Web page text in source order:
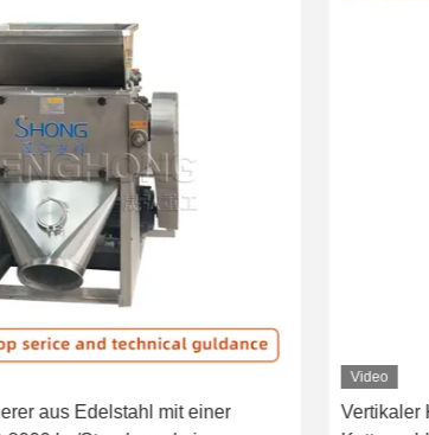
aus Edelstahl mit einer
Video
Vertikaler